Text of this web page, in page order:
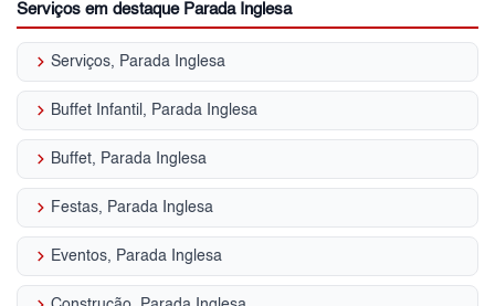
Serviços em destaque Parada Inglesa
keyboard_arrow_right Serviços, Parada Inglesa
keyboard_arrow_right Buffet Infantil, Parada Inglesa
keyboard_arrow_right Buffet, Parada Inglesa
keyboard_arrow_right Festas, Parada Inglesa
keyboard_arrow_right Eventos, Parada Inglesa